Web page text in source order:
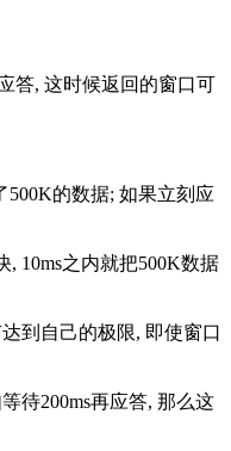
答, 这时候返回的窗口可
的数据; 如果立刻应
10ms之内就把500K数据
到自己的极限, 即使窗口
待200ms再应答, 那么这